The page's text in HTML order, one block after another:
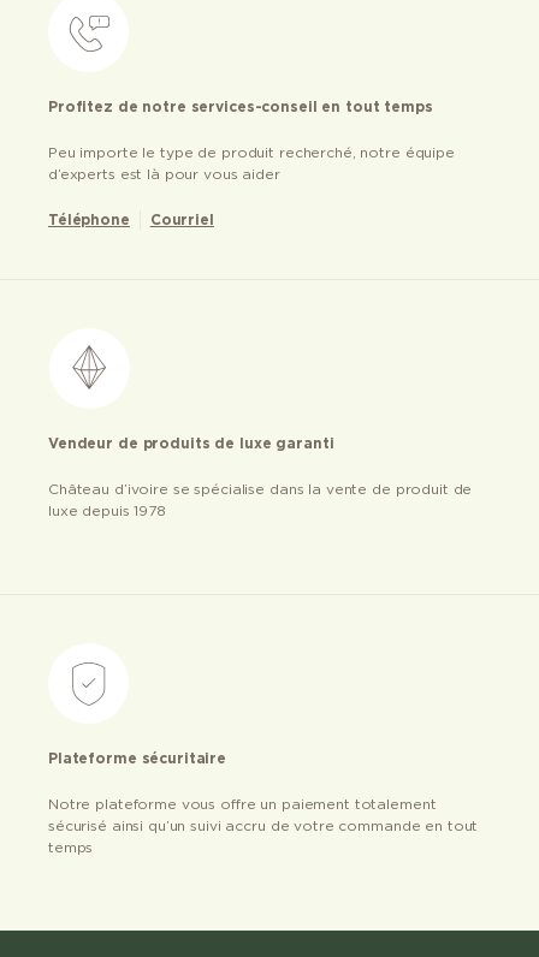
Profitez de notre services-conseil en tout temps
Peu importe le type de produit recherché, notre équipe
d’experts est là pour vous aider
Téléphone Courriel
Vendeur de produits de luxe garanti
Château d’ivoire se spécialise dans la vente de produit de
luxe depuis 1978
Plateforme sécuritaire
Notre plateforme vous offre un paiement totalement
sécurisé ainsi qu’un suivi accru de votre commande en tout
temps